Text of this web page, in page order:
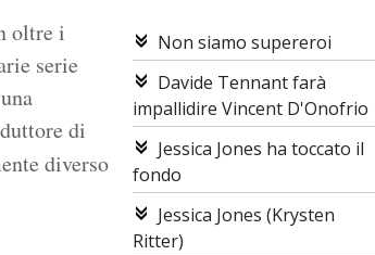
Non siamo supereroi
Davide Tennant farà
impallidire Vincent D'Onofrio
Jessica Jones ha toccato il
fondo
Jessica Jones (Krysten
Ritter)
oltre i
serie
di
diverso